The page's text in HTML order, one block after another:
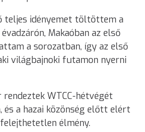
teljes idényemet töltöttem a
Makaóban az első
a sorozatban, így az első
világbajnoki futamon nyerni
rendeztek WTCC-hétvégét
és a hazai közönség előtt elért
élmény.